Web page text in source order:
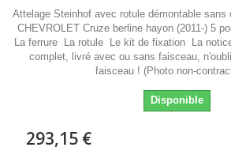
Attelage Steinhof avec rotule démontable sans
CHEVROLET Cruze berline hayon (2011-) 5
La ferrure La rotule Le kit de fixation La
complet, livré avec ou sans faisceau,
faisceau ! (Photo non-
Disponible
293,15 €